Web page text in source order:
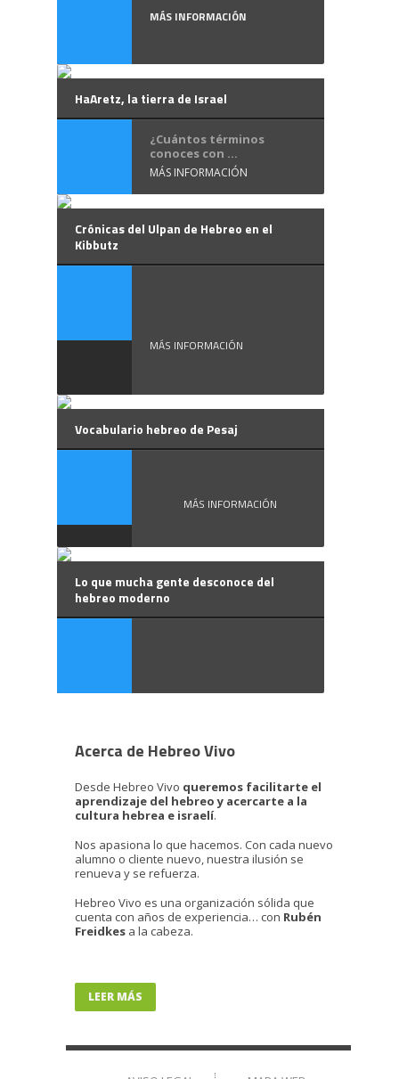
MÁS INFORMACIÓN
HaAretz, la tierra de Israel
¿Cuántos términos
conoces con ...
MÁS INFORMACIÓN
Crónicas del Ulpan de Hebreo en el
Kibbutz
MÁS INFORMACIÓN
Vocabulario hebreo de Pesaj
MÁS INFORMACIÓN
Lo que mucha gente desconoce del
hebreo moderno
Acerca de Hebreo Vivo
Desde Hebreo Vivo queremos facilitarte el
aprendizaje del hebreo y acercarte a la
cultura hebrea e israelí.
Nos apasiona lo que hacemos. Con cada nuevo
alumno o cliente nuevo, nuestra ilusión se
renueva y se refuerza.
Hebreo Vivo es una organización sólida que
cuenta con años de experiencia… con Rubén
Freidkes a la cabeza.
LEER MÁS